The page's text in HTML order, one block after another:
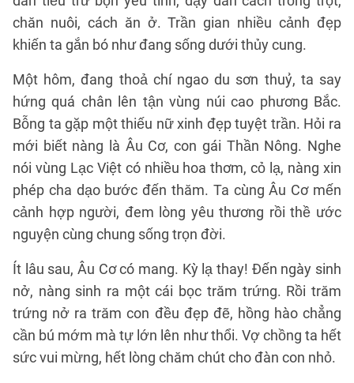
chăn nuôi, cách ăn ở. Trần gian nhiều cảnh đẹp
khiến ta gắn bó như đang sống dưới thủy cung.
Một hôm, đang thoả chí ngao du sơn thuỷ, ta say
hứng quá chân lên tận vùng núi cao phương Bắc.
Bỗng ta gặp một thiếu nữ xinh đẹp tuyệt trần. Hỏi ra
mới biết nàng là Âu Cơ, con gái Thần Nông. Nghe
nói vùng Lạc Việt có nhiều hoa thơm, cỏ lạ, nàng xin
phép cha dạo bước đến thăm. Ta cùng Âu Cơ mến
cảnh hợp người, đem lòng yêu thương rồi thề ước
nguyện cùng chung sống trọn đời.
Ít lâu sau, Âu Cơ có mang. Kỳ lạ thay! Đến ngày sinh
nở, nàng sinh ra một cái bọc trăm trứng. Rồi trăm
trứng nở ra trăm con đều đẹp đẽ, hồng hào chẳng
cần bú mớm mà tự lớn lên như thổi. Vợ chồng ta hết
sức vui mừng, hết lòng chăm chút cho đàn con nhỏ.